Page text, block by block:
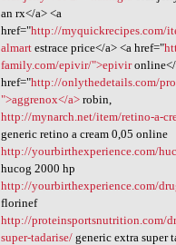
an rx</a> <a
href="http://myquickrecipes.com/
almartestrace price</a> <a href="
family.com/epivir/">epivironline</
href="http://onlythedetails.com/
">aggrenox</a>robin,
http://mynarch.net/item/retino-a-
generic retino a cream 0,05 online
http://yourbirthexperience.com/
hucog 2000 hp
http://yourbirthexperience.com/
florinef
http://proteinsportsnutrition.com/
super-tadarise/generic extra super